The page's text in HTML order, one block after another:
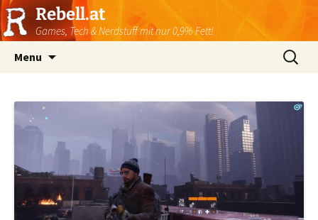
Rebell.at
Games, Tech & Nerdstuff mit nur 0,9% Fett!
Menu
Suchen
nach: